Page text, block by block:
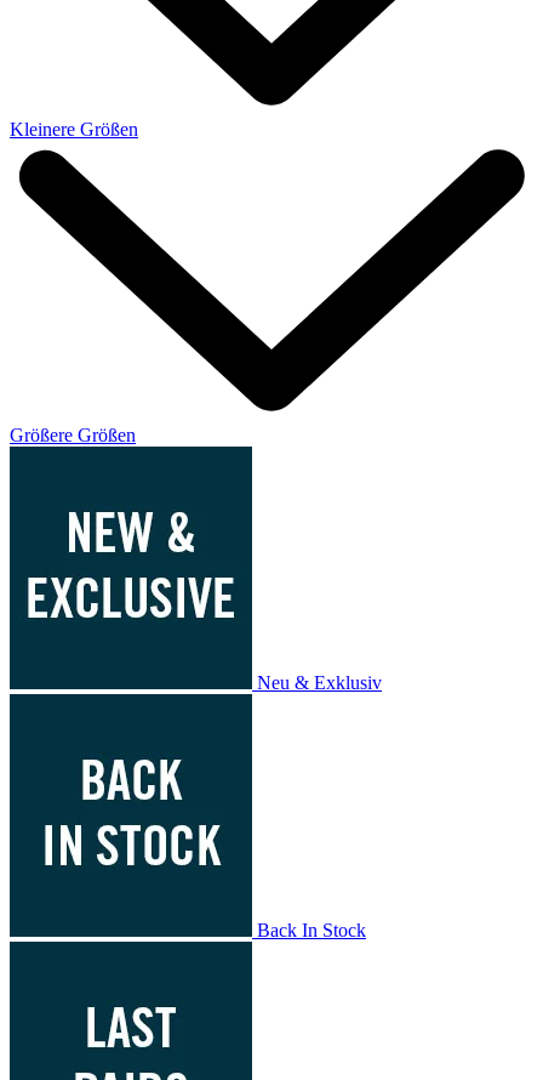
Kleinere Größen
Größere Größen
Neu & Exklusiv
Back In Stock